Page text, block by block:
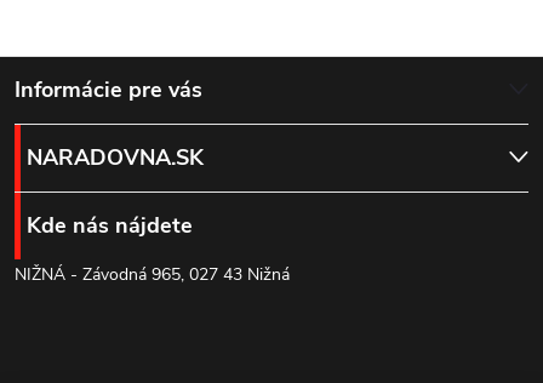
Z
á
p
ä
Informácie pre vás
NARADOVNA.SK
Kde nás nájdete
NIŽNÁ - Závodná 965, 027 43 Nižná